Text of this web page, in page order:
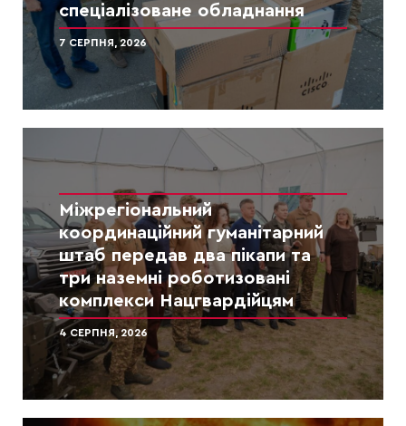
спеціалізоване обладнання
7 СЕРПНЯ, 2026
Міжрегіональний
координаційний гуманітарний
штаб передав два пікапи та
три наземні роботизовані
комплекси Нацгвардійцям
4 СЕРПНЯ, 2026